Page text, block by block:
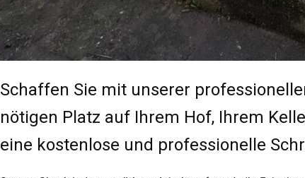
Schaffen Sie mit unserer
nötigen Platz auf Ihrem Hof, Ihrem
eine kostenlose und professionelle